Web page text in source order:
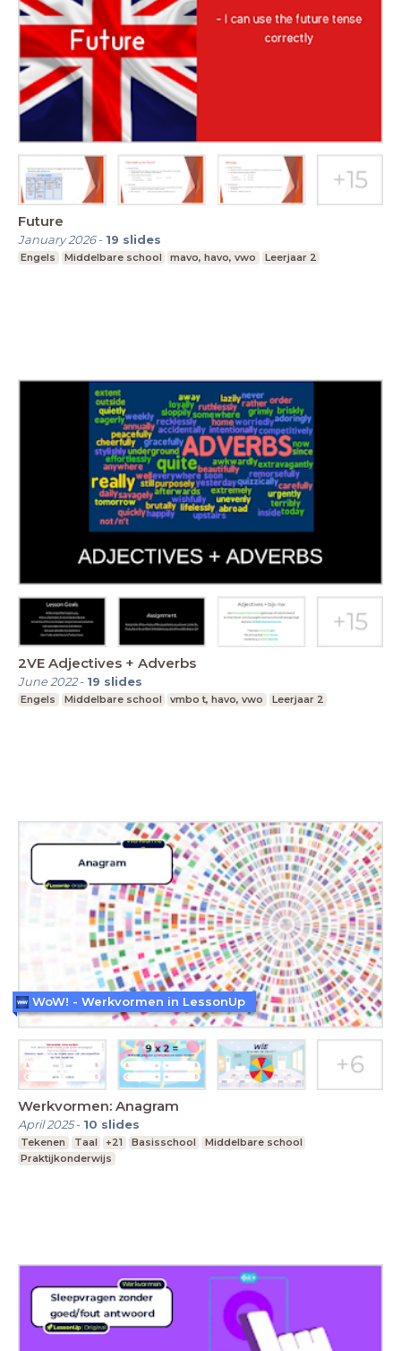
Future
January 2026- 19 slides
Engels Middelbare school mavo, havo, vwo Leerjaar 2
2VE Adjectives + Adverbs
June 2022- 19 slides
Engels Middelbare school vmbo t, havo, vwo Leerjaar 2
Werkvormen: Anagram
April 2025- 10 slides
Tekenen Taal +21 Basisschool
Middelbare school
Praktijkonderwijs
WoW! - Werkvormen in LessonUp